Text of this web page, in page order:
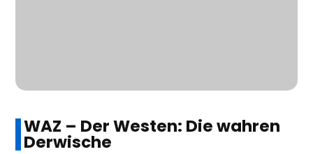
WAZ – Der Westen: Die wahren
Derwische